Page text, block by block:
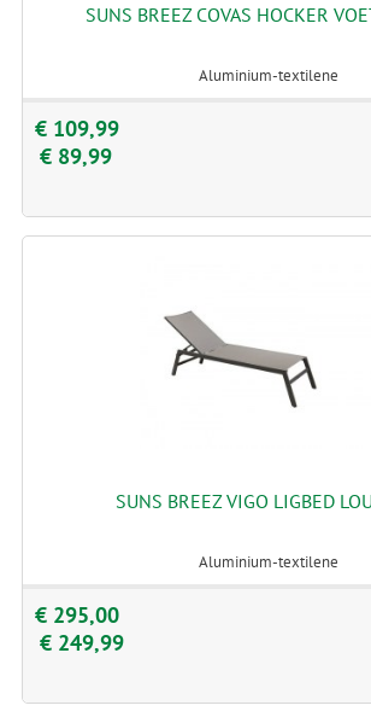
SUNS BREEZ COVAS HOCKER
Aluminium-textilene
€ 109,99
€ 89,99
SUNS BREEZ VIGO LIGBED
Aluminium-textilene
€ 295,00
€ 249,99